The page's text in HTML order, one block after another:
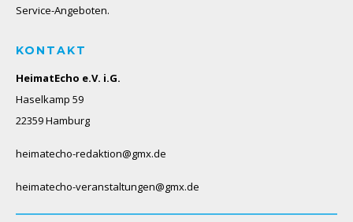
Service-Angeboten.
KONTAKT
HeimatEcho e.V. i.G.
Haselkamp 59
22359 Hamburg
heimatecho-redaktion@gmx.de
heimatecho-veranstaltungen@gmx.de